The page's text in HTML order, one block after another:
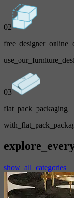
02
03
flat_pack_packaging
show_all_categories